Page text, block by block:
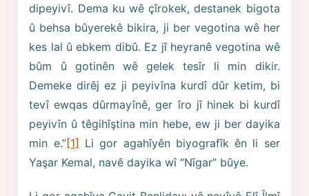
dipeyivî. Dema ku wê çîrokek, destanek bigota
û behsa bûyerekê bikira, ji ber vegotina wê her
kes lal û ebkem dibû. Ez jî heyranê vegotina wê
bûm û gotinên wê gelek tesîr li min dikir.
Demeke dirêj ez ji peyivîna kurdî dûr ketim, bi
tevî ewqas dûrmayînê, ger îro jî hinek bi kurdî
peyivîn û têgihîştina min hebe, ew ji ber dayika
min e.”[1] Li gor agahîyên biyografîk ên li ser
Yaşar Kemal, navê dayika wî “Nîgar” bûye.